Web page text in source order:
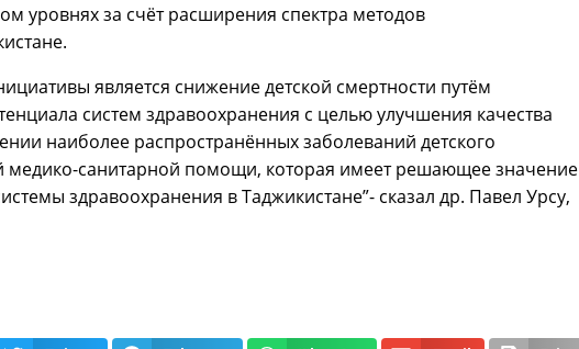
уровнях за счёт расширения спектра методов
является снижение детской смертности путём
систем здравоохранения с целью улучшения качества
наиболее распространённых заболеваний детского
медико-санитарной помощи, которая имеет решающее значение
здравоохранения в Таджикистане”- сказал др. Павел Урсу,